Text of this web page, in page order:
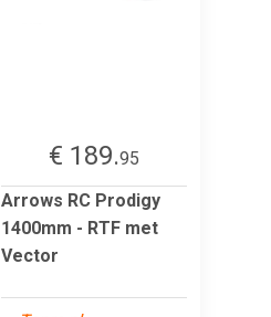
€ 189.95
Arrows RC Prodigy
1400mm - RTF met
Vector